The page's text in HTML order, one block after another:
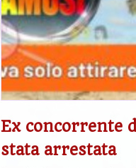
Ex concorrente
stata arrestata